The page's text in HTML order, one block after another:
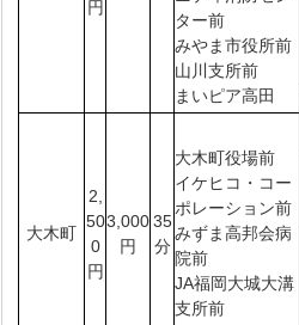
円
ター前
みやま市役所前
山川支所前
まいピア高田
大木町
2,
50
0
円
3,000
円
35
分
大木町役場前
イケヒコ・コー
ポレーション前
みずま高邦会病
院前
JA福岡大城大溝
支所前